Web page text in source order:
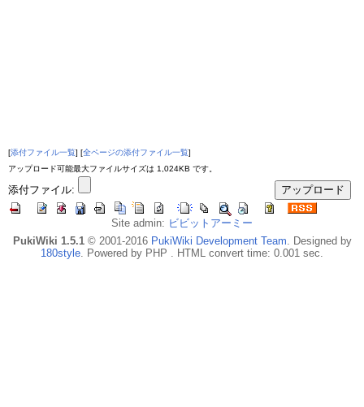
[添付ファイル一覧] [全ページの添付ファイル一覧]
アップロード可能最大ファイルサイズは 1,024KB です。
添付ファイル:
Site admin: ビビットアーミー
PukiWiki 1.5.1© 2001-2016 PukiWiki Development Team. Designed by
180style. Powered by PHP . HTML convert time: 0.001 sec.